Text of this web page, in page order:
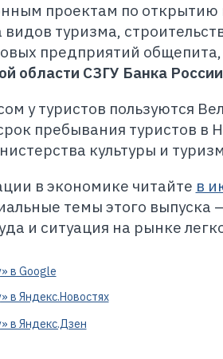
проектам по
видов туризма,
предприятий
области СЗГУ Банка
у туристов пользуются
пребывания туристов в
культуры и
в экономике читайте в
темы этого
и ситуация на рынке
в Google
в Яндекс.Новостях
в Яндекс.Дзен